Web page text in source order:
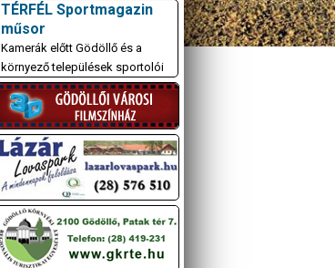
TÉRFÉL Sportmagazin
műsor
Kamerák előtt Gödöllő és a
környező települések sportolói